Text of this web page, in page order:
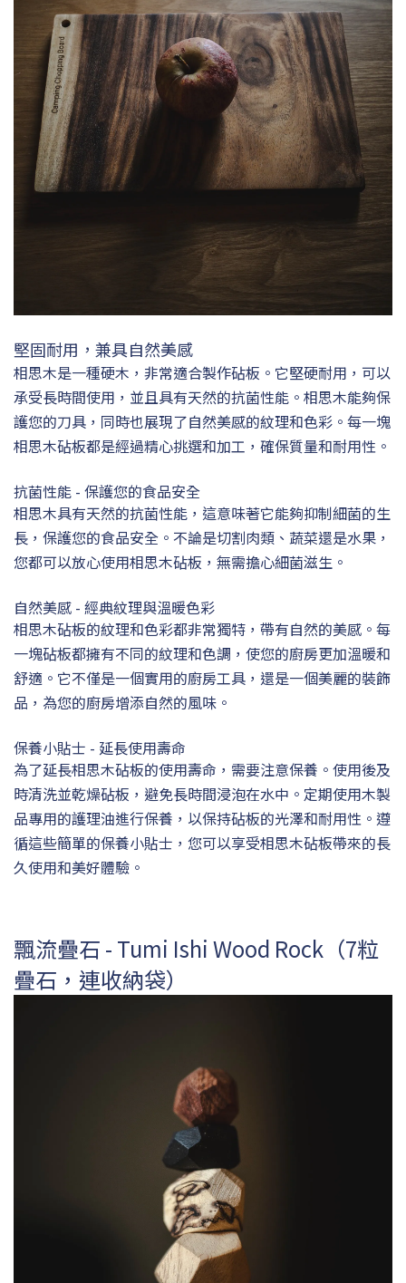
堅固耐用，兼具自然美感
相思木是一種硬木，非常適合製作砧板。它堅硬耐用，可以
承受長時間使用，並且具有天然的抗菌性能。相思木能夠保
護您的刀具，同時也展現了自然美感的紋理和色彩。每一塊
相思木砧板都是經過精心挑選和加工，確保質量和耐用性。
抗菌性能 - 保護您的食品安全
相思木具有天然的抗菌性能，這意味著它能夠抑制細菌的生
長，保護您的食品安全。不論是切割肉類、蔬菜還是水果，
您都可以放心使用相思木砧板，無需擔心細菌滋生。
自然美感 - 經典紋理與溫暖色彩
相思木砧板的紋理和色彩都非常獨特，帶有自然的美感。每
一塊砧板都擁有不同的紋理和色調，使您的廚房更加溫暖和
舒適。它不僅是一個實用的廚房工具，還是一個美麗的裝飾
品，為您的廚房增添自然的風味。
保養小貼士 - 延長使用壽命
為了延長相思木砧板的使用壽命，需要注意保養。使用後及
時清洗並乾燥砧板，避免長時間浸泡在水中。定期使用木製
品專用的護理油進行保養，以保持砧板的光澤和耐用性。遵
循這些簡單的保養小貼士，您可以享受相思木砧板帶來的長
久使用和美好體驗。
飄流疊石 - Tumi Ishi Wood Rock（7粒
疊石，連收納袋）